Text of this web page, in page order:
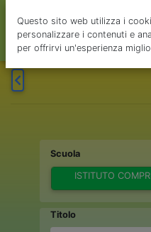
Questo sito web utilizza i
personalizzare i contenuti e
per offrirvi un'esperienza
Scuola
ISTITUTO
Titolo